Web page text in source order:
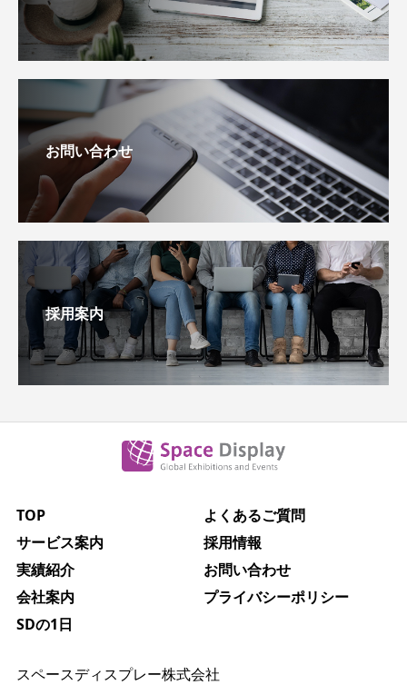
お問い合わせ
採用案内
スペースディスプレー株式会社
TOP
サービス案内
実績紹介
会社案内
SDの1日
よくあるご質問
採用情報
お問い合わせ
プライバシーポリシー